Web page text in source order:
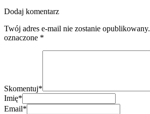
Dodaj komentarz
Twój adres e-mail nie zostanie opublikowany.
oznaczone *
Skomentuj*
Imię*
Email*